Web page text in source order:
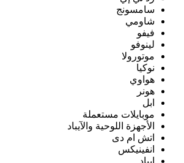
سامسونج
شاومي
فيفو
لينوفو
موتورولا
نوكيا
هواوي
هونر
ابل
موبايلات مستعملة
الأجهزة اللوحية والآيباد
اتش ام دى
انفينيكس